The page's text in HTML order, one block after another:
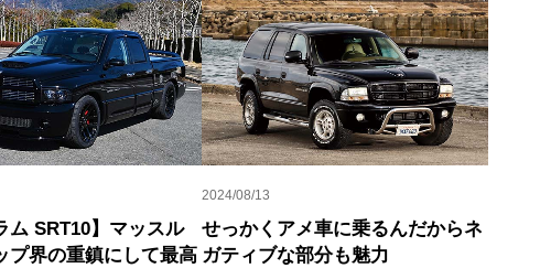
ム SRT10】マッスル
プ界の重鎮にして最高
2024/08/13
せっかくアメ車に乗るんだからネ
ガティブな部分も魅力